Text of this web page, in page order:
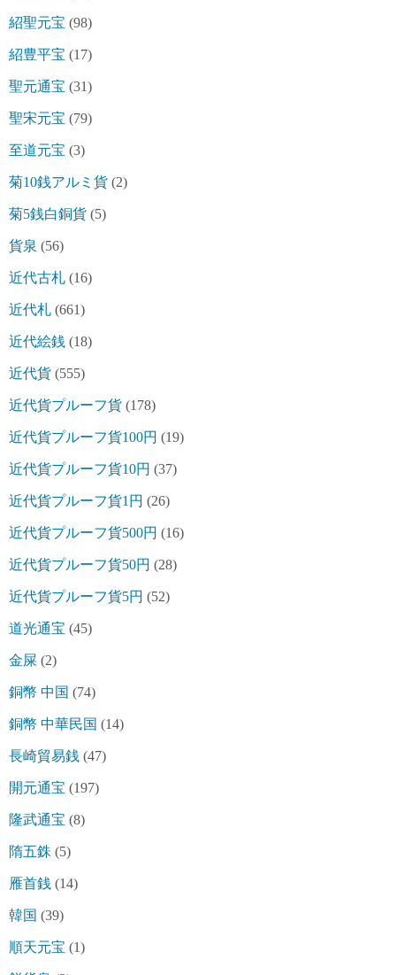
紹聖元宝 (98)
紹豊平宝 (17)
聖元通宝 (31)
聖宋元宝 (79)
至道元宝 (3)
菊10銭アルミ貨 (2)
菊5銭白銅貨 (5)
貨泉 (56)
近代古札 (16)
近代札 (661)
近代絵銭 (18)
近代貨 (555)
近代貨プルーフ貨 (178)
近代貨プルーフ貨100円 (19)
近代貨プルーフ貨10円 (37)
近代貨プルーフ貨1円 (26)
近代貨プルーフ貨500円 (16)
近代貨プルーフ貨50円 (28)
近代貨プルーフ貨5円 (52)
道光通宝 (45)
金屎 (2)
銅幣 中国 (74)
銅幣 中華民国 (14)
長崎貿易銭 (47)
開元通宝 (197)
隆武通宝 (8)
隋五銖 (5)
雁首銭 (14)
韓国 (39)
順天元宝 (1)